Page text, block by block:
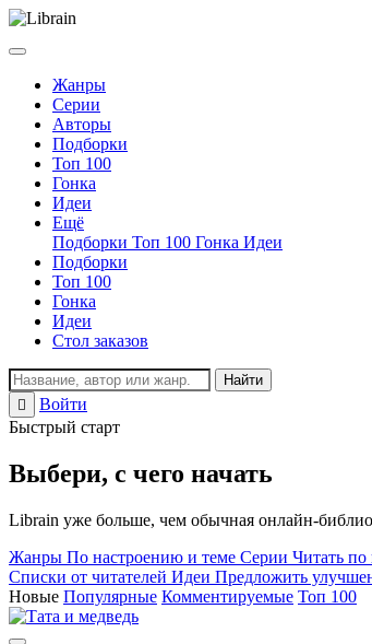
Жанры
Серии
Авторы
Подборки
Топ 100
Гонка
Идеи
Ещё
Подборки Топ 100 Гонка Идеи
Подборки
Топ 100
Гонка
Идеи
Стол заказов
Найти
Войти
Быстрый старт
Выбери, с чего начать
Librain уже больше, чем обычная онлайн-
Жанры По настроению и теме Серии Читать по
Списки от читателей Идеи Предложить
Новые Популярные Комментируемые Топ 100